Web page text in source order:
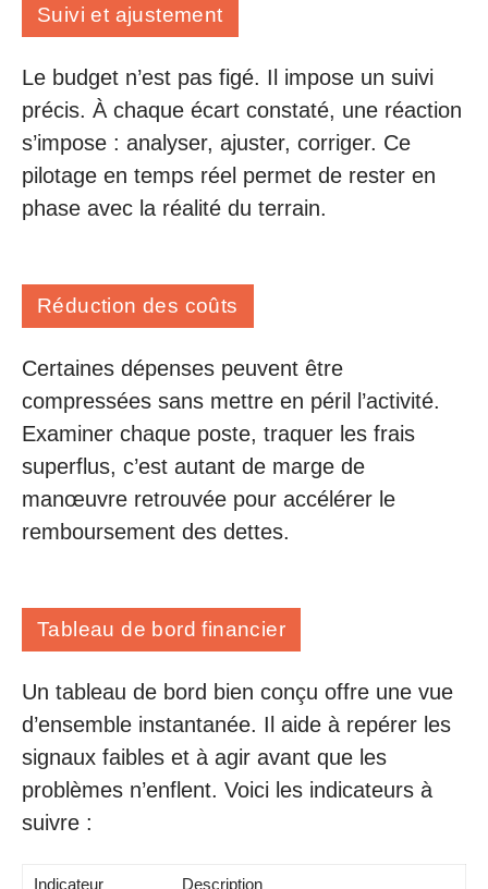
Suivi et ajustement
Le budget n’est pas figé. Il impose un suivi
précis. À chaque écart constaté, une réaction
s’impose : analyser, ajuster, corriger. Ce
pilotage en temps réel permet de rester en
phase avec la réalité du terrain.
Réduction des coûts
Certaines dépenses peuvent être
compressées sans mettre en péril l’activité.
Examiner chaque poste, traquer les frais
superflus, c’est autant de marge de
manœuvre retrouvée pour accélérer le
remboursement des dettes.
Tableau de bord financier
Un tableau de bord bien conçu offre une vue
d’ensemble instantanée. Il aide à repérer les
signaux faibles et à agir avant que les
problèmes n’enflent. Voici les indicateurs à
suivre :
Indicateur Description